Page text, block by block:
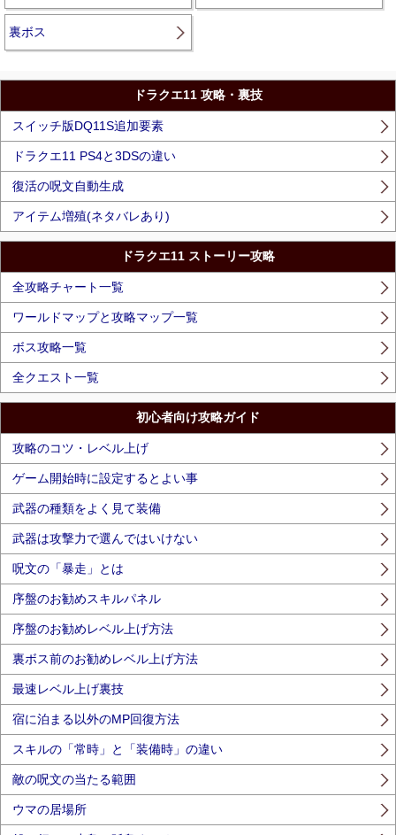
裏ボス
ドラクエ11 攻略・裏技
スイッチ版DQ11S追加要素
ドラクエ11 PS4と3DSの違い
復活の呪文自動生成
アイテム増殖(ネタバレあり)
ドラクエ11 ストーリー攻略
全攻略チャート一覧
ワールドマップと攻略マップ一覧
ボス攻略一覧
全クエスト一覧
初心者向け攻略ガイド
攻略のコツ・レベル上げ
ゲーム開始時に設定するとよい事
武器の種類をよく見て装備
武器は攻撃力で選んではいけない
呪文の「暴走」とは
序盤のお勧めスキルパネル
序盤のお勧めレベル上げ方法
裏ボス前のお勧めレベル上げ方法
最速レベル上げ裏技
宿に泊まる以外のMP回復方法
スキルの「常時」と「装備時」の違い
敵の呪文の当たる範囲
ウマの居場所